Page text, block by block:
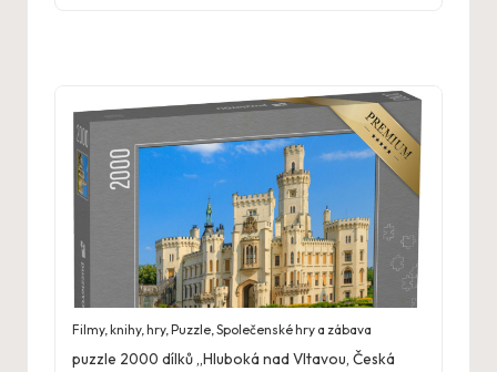
Filmy, knihy, hry,Puzzle,Společenské hry a zábava
puzzle 2000 dílků „Hluboká nad Vltavou, Česká